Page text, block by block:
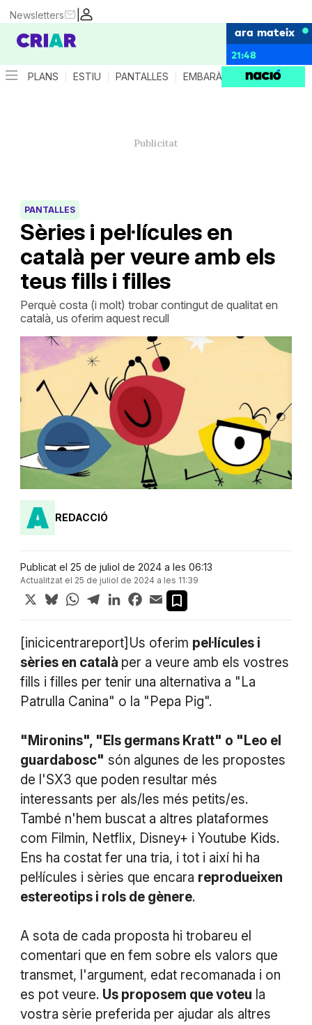
|
Newsletters
ara mateix
21:48
PLANS ESTIU PANTALLES EMBARÀS CRIANÇA
Sèries i pel·lícules en
català per veure amb els
teus fills i filles
PANTALLES
Perquè costa (i molt) trobar contingut de qualitat en
català, us oferim aquest recull
REDACCIÓ
Publicat el 25 de juliol de 2024 a les 06:13
Actualitzat el 25 de juliol de 2024 a les 11:39
X BlueskyWhatsApp
TelegramLinkedInFacebook
Email
[inicicentrareport]Us oferim pel·lícules i
sèries en català per a veure amb els vostres
fills i filles per tenir una alternativa a "La
Patrulla Canina" o la "Pepa Pig".
"Mironins", "Els germans Kratt" o "Leo el
guardabosc" són algunes de les propostes
de l'SX3 que poden resultar més
interessants per als/les més petits/es.
També n'hem buscat a altres plataformes
com Filmin, Netflix, Disney+ i Youtube Kids.
Ens ha costat fer una tria, i tot i així hi ha
pel·lícules i sèries que encara reprodueixen
estereotips i rols de gènere.
A sota de cada proposta hi trobareu el
comentari que en fem sobre els valors que
transmet, l'argument, edat recomanada i on
es pot veure. Us proposem que voteu la
vostra sèrie preferida per ajudar als altres